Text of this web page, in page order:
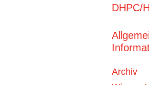
DHPC/
Archiv
06. August
06. August